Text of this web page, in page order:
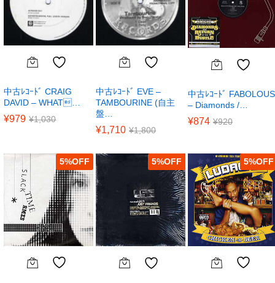
中古ﾚｺｰﾄﾞ CRAIG
DAVID – WHAT…
¥979 ¥1,030
中古ﾚｺｰﾄﾞ EVE –
TAMBOURINE (自主
盤…
¥1,710 ¥1,800
中古ﾚｺｰﾄﾞ FABOLOUS
– Diamonds /…
¥874 ¥920
5% 5% 5%